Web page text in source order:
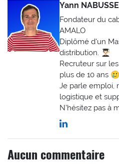
Yann
Fondateur du
AMALO
Diplômé d'un
distribution. 👨🏻‍🎓
Recruteur sur
plus de 10 ans 🥲
Je parle emploi,
logistique et
N'hésitez pas à
Aucun commentaire